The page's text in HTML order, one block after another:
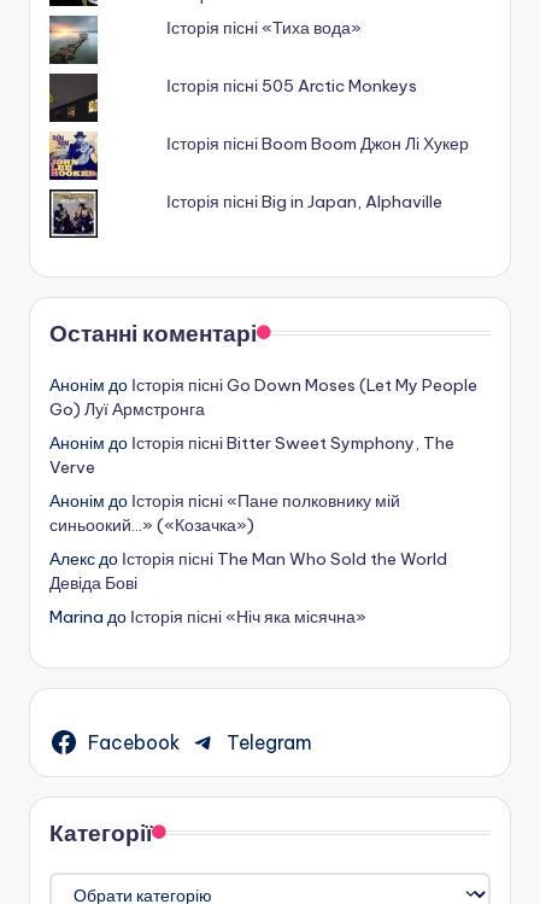
Історія пісні «Тиха вода»
Історія пісні 505 Arctic Monkeys
Історія пісні Boom Boom Джон Лі Хукер
Історія пісні Big in Japan, Alphaville
Останні коментарі
Анонім до Історія пісні Go Down Moses (Let My People
Go) Луї Армстронга
Анонім до Історія пісні Bitter Sweet Symphony, The
Verve
Анонім до Історія пісні «Пане полковнику мій
синьоокий…» («Козачка»)
Алекс до Історія пісні The Man Who Sold the World
Девіда Бові
Marina до Історія пісні «Ніч яка місячна»
Facebook Telegram
Категорії
Категорії